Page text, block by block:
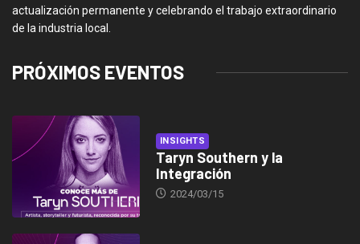
actualización permanente y celebrando el trabajo extraordinario
de la industria local.
PRÓXIMOS EVENTOS
INSIGHTS
Taryn Southern y la
Integración
2024/03/15